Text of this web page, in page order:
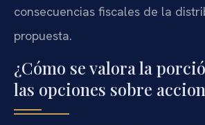
consecuencias fiscales de la
propuesta.
¿Cómo se valora la
las opciones sobre